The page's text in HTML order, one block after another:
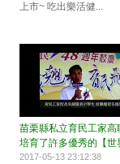
上市~ 吃出樂活健...
苗栗縣私立育民工家高
培育了許多優秀的【世
2017-05-13 23:12:38